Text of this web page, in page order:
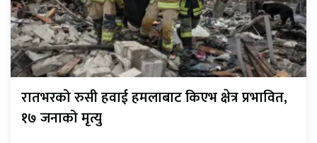
रातभरको रुसी हवाई हमलाबाट किएभ क्षेत्र प्रभावित,
१७ जनाको मृत्यु